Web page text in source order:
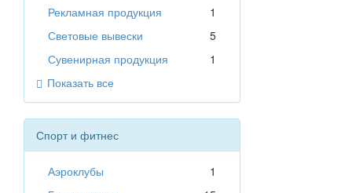
Рекламная продукция
1
Световые вывески
5
Сувенирная продукция
1
Показать все
Спорт и фитнес
Аэроклубы
1